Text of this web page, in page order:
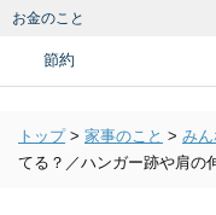
お金のこと
節約
トップ > 家事のこと > み
てる？／ハンガー跡や肩の